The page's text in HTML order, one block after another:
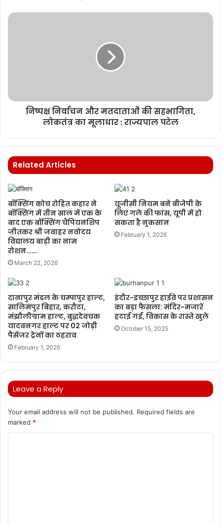
निष्पक्ष निर्वाचन और मतदाताओं की सहभागिता,
लोकतंत्र का मूलाधार : राज्यपाल पटेल
Related Articles
बॉक्सिंग कोच रोहित कहार ने
बॉक्सिंग में तीन साल में एक के
बाद एक बॉक्सिंग चैंपियनशिप
जीतकर श्री जवाहर नवोदय
विद्यालय बाड़ी का नाम
रोशन…….
March 22, 2026
यूजीसी नियम बने बीजेपी के
लिए गले की फांस, यूपी में हो
सकता है नुकसान
February 1, 2026
दानापुर मंडल के चम्पापुर हाल्ट,
सालिमपुर बिहार, करौटा,
मंझौलीग्राम हाल्ट, बुद्धदेवचक
यादवनगर हाल्ट पर 02 जोड़ी
पैसेंजर ट्रेनों का ठहराव
February 1, 2026
इंदौर-इच्छापुर हाईवे पर प्रशासन
का बड़ा फैसला: मंदिर-मजारें
हटाई गईं, विकास के रास्ते खुले
October 15, 2025
Leave a Reply
Your email address will not be published. Required fields are
marked *